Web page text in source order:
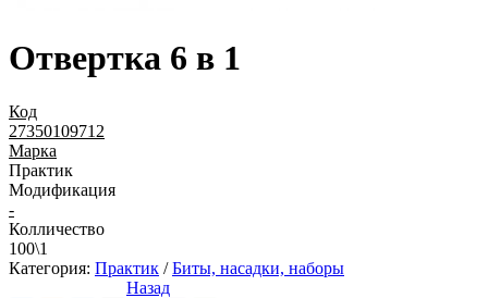
Отвертка 6 в 1
Код
27350109712
Марка
Практик
Модификация
-
Колличество
100\1
Категория: Практик /Биты, насадки, наборы
Назад